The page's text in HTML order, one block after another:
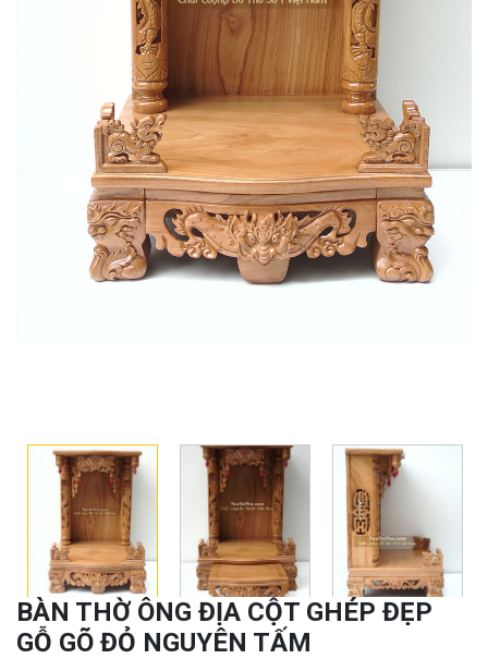
BÀN THỜ ÔNG ĐỊA CỘT GHÉP ĐẸP
GỖ GÕ ĐỎ NGUYÊN TẤM